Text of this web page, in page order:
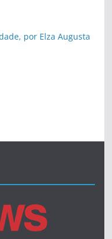
por Elza Augusta